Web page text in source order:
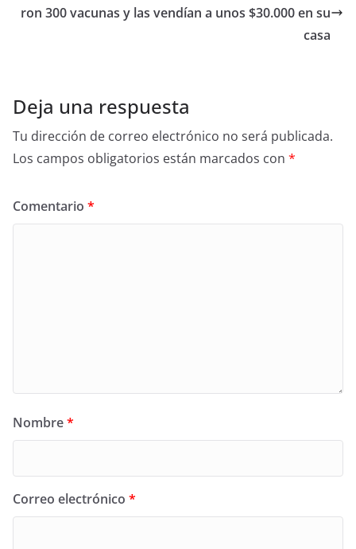
ron 300 vacunas y las vendían a unos $30.000 en su
casa
Deja una respuesta
Tu dirección de correo electrónico no será publicada.
Los campos obligatorios están marcados con *
Comentario *
Nombre*
Correo electrónico *